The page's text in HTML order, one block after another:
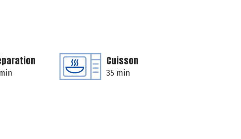
Cuisson
35 min